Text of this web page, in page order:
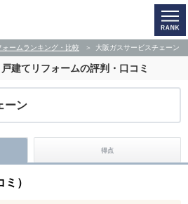
ームランキング・比較 大阪ガスサービスチェーン
戸建てリフォームの評判・口コミ
ーン
得点
）